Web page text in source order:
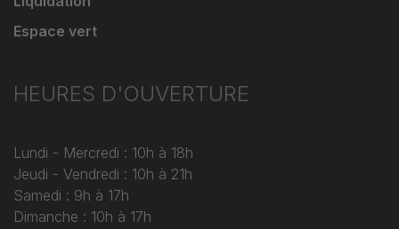
Espace vert
HEURES D'OUVERTURE
Lundi - Mercredi : 10h à 18h
Jeudi - Vendredi : 10h à 21h
Samedi : 9h à 17h
Dimanche : 10h à 17h